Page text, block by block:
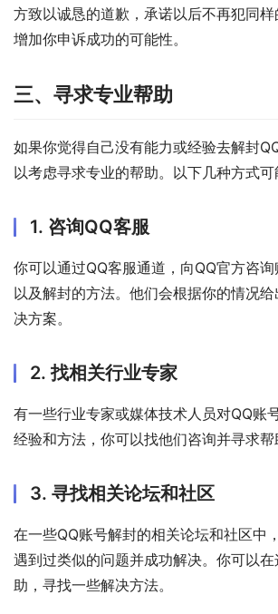
方致以诚恳的道歉，承诺以后不再犯同
增加你申诉成功的可能性。
三、寻求专业帮助
如果你觉得自己没有能力或经验去解封
以考虑寻求专业的帮助。以下几种方式可
1. 咨询QQ客服
你可以通过QQ客服通道，向QQ官方咨
以及解封的方法。他们会根据你的情况
决方案。
2. 找相关行业专家
有一些行业专家或媒体技术人员对QQ账
经验和方法，你可以找他们咨询并寻求帮
3. 寻找相关论坛和社区
在一些QQ账号解封的相关论坛和社区中
遇到过类似的问题并成功解决。你可以
助，寻找一些解决方法。